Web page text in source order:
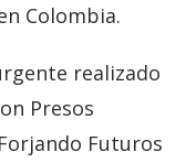
Colombia.
realizado
Presos
Futuros